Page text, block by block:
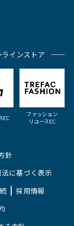
ラインストア
EC
ファッション
リユースEC
針
に基づく表示
採用情報